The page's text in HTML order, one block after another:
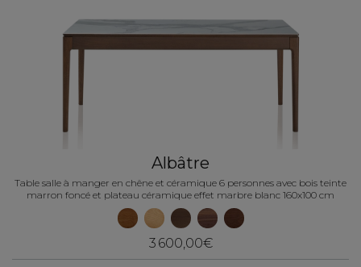
Albâtre
Table salle à manger en chêne et céramique 6 personnes avec bois teinte
marron foncé et plateau céramique effet marbre blanc 160x100 cm
3 600,00€